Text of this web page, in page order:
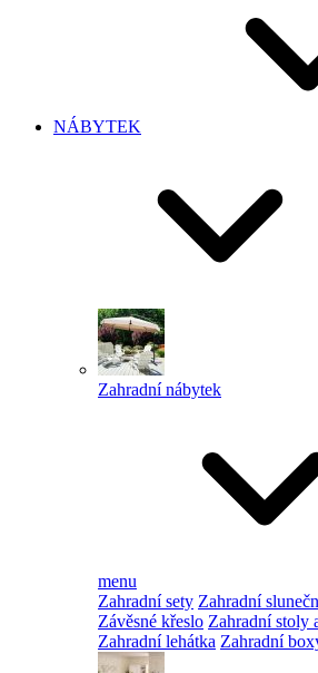
NÁBYTEK
Zahradní nábytek
menu
Zahradní sety Zahradní
Závěsné křeslo Zahradní stoly
Zahradní lehátka Zahradní